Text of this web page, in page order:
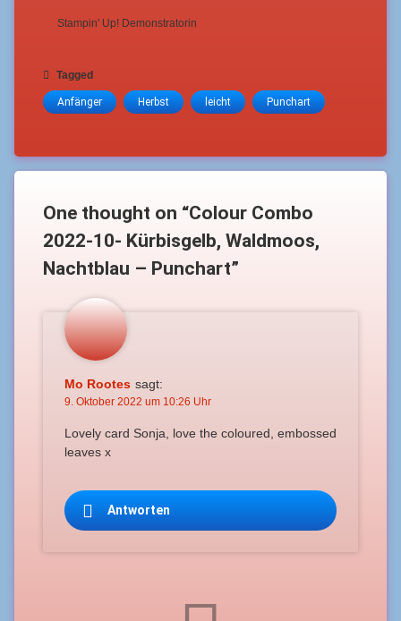
Stampin' Up! Demonstratorin
Tagged
Anfänger Herbst leicht Punchart
One thought on “Colour Combo
2022-10- Kürbisgelb, Waldmoos,
Nachtblau – Punchart”
Mo Rootes sagt:
9. Oktober 2022 um 10:26 Uhr
Lovely card Sonja, love the coloured, embossed
leaves x
Antworten